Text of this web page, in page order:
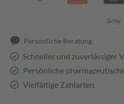
Persönliche Beratung
Schneller und zuverlässiger
Persönliche
Vielfältige Zahlarten